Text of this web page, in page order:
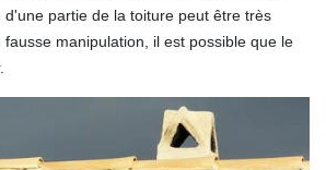
partie de la toiture peut être très
manipulation, il est possible que le